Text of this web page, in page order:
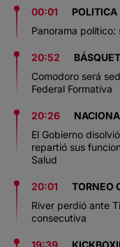
00:01
POLITICA
Panorama político:
20:52
BÁSQUET
Comodoro será
Federal Formativa
20:26
El Gobierno
repartió sus
Salud
20:01
TORNEO
River perdió ante
consecutiva
19:39